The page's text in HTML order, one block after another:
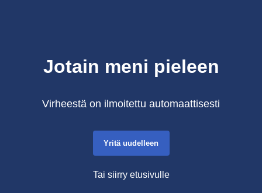
Jotain meni pieleen
Virheestä on ilmoitettu automaattisesti
Yritä uudelleen
Tai siirry etusivulle